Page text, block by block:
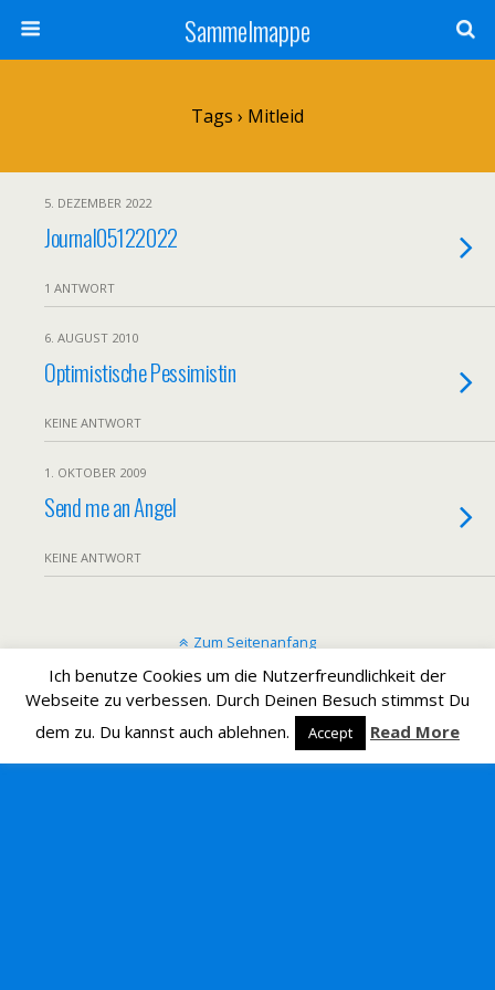
Sammelmappe
Tags › Mitleid
5. DEZEMBER 2022
Journal05122022
1 ANTWORT
6. AUGUST 2010
Optimistische Pessimistin
KEINE ANTWORT
1. OKTOBER 2009
Send me an Angel
KEINE ANTWORT
Zum Seitenanfang
Mobil Desktop
Ich benutze Cookies um die Nutzerfreundlichkeit der
Webseite zu verbessen. Durch Deinen Besuch stimmst Du
dem zu. Du kannst auch ablehnen.
Accept Read More